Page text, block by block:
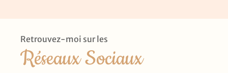
Retrouvez-moi sur les
Réseaux Sociaux